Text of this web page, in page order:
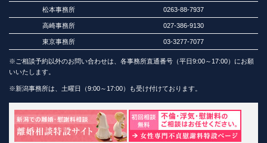
松本事務所 0263-88-7937
高崎事務所 027-386-9130
東京事務所 03-3277-7077
※ご相談予約以外のお問い合わせは、各事務所直通番号（平日9:00～17:00）にお願
いいたします。
※新潟事務所は、土曜日（9:00～17:00）も受け付けております。